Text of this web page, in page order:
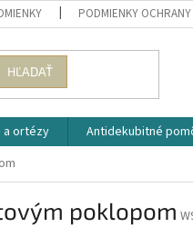
PODMIENKY OCHRANY
HĽADAŤ
a ortézy Antidekubitné
poklopom